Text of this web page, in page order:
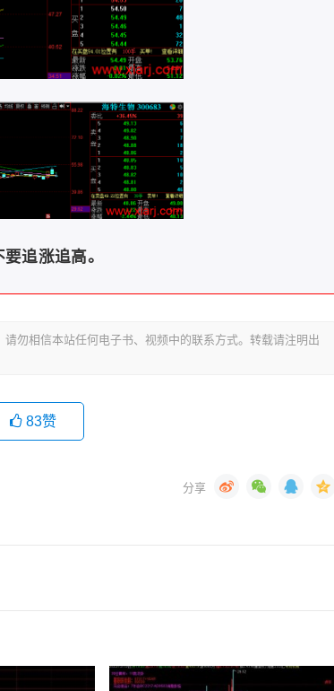
追涨追高。
勿相信本站任何电子书、视频中的联系方式。转载请注明出
83赞